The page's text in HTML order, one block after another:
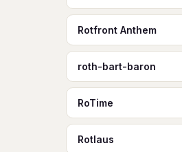
Rotfront Anthem
roth-bart-baron
RoTime
Rotlaus